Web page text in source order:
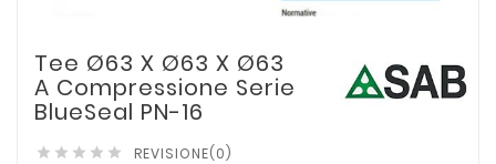
Tee Ø63 X Ø63 X Ø63
A Compressione Serie
BlueSeal PN-16
     REVISIONE(0)